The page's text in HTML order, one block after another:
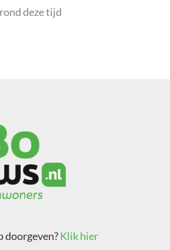
deze tijd
doorgeven?Klik hier